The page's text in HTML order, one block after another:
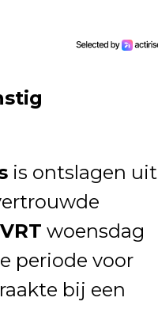
is ontslagen uit
VRT woensdag
periode voor
bij een